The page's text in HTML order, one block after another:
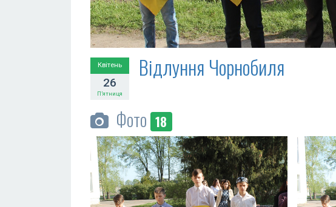
Квітень
26
П’ятниця
Відлуння Чорнобиля
Фото 18